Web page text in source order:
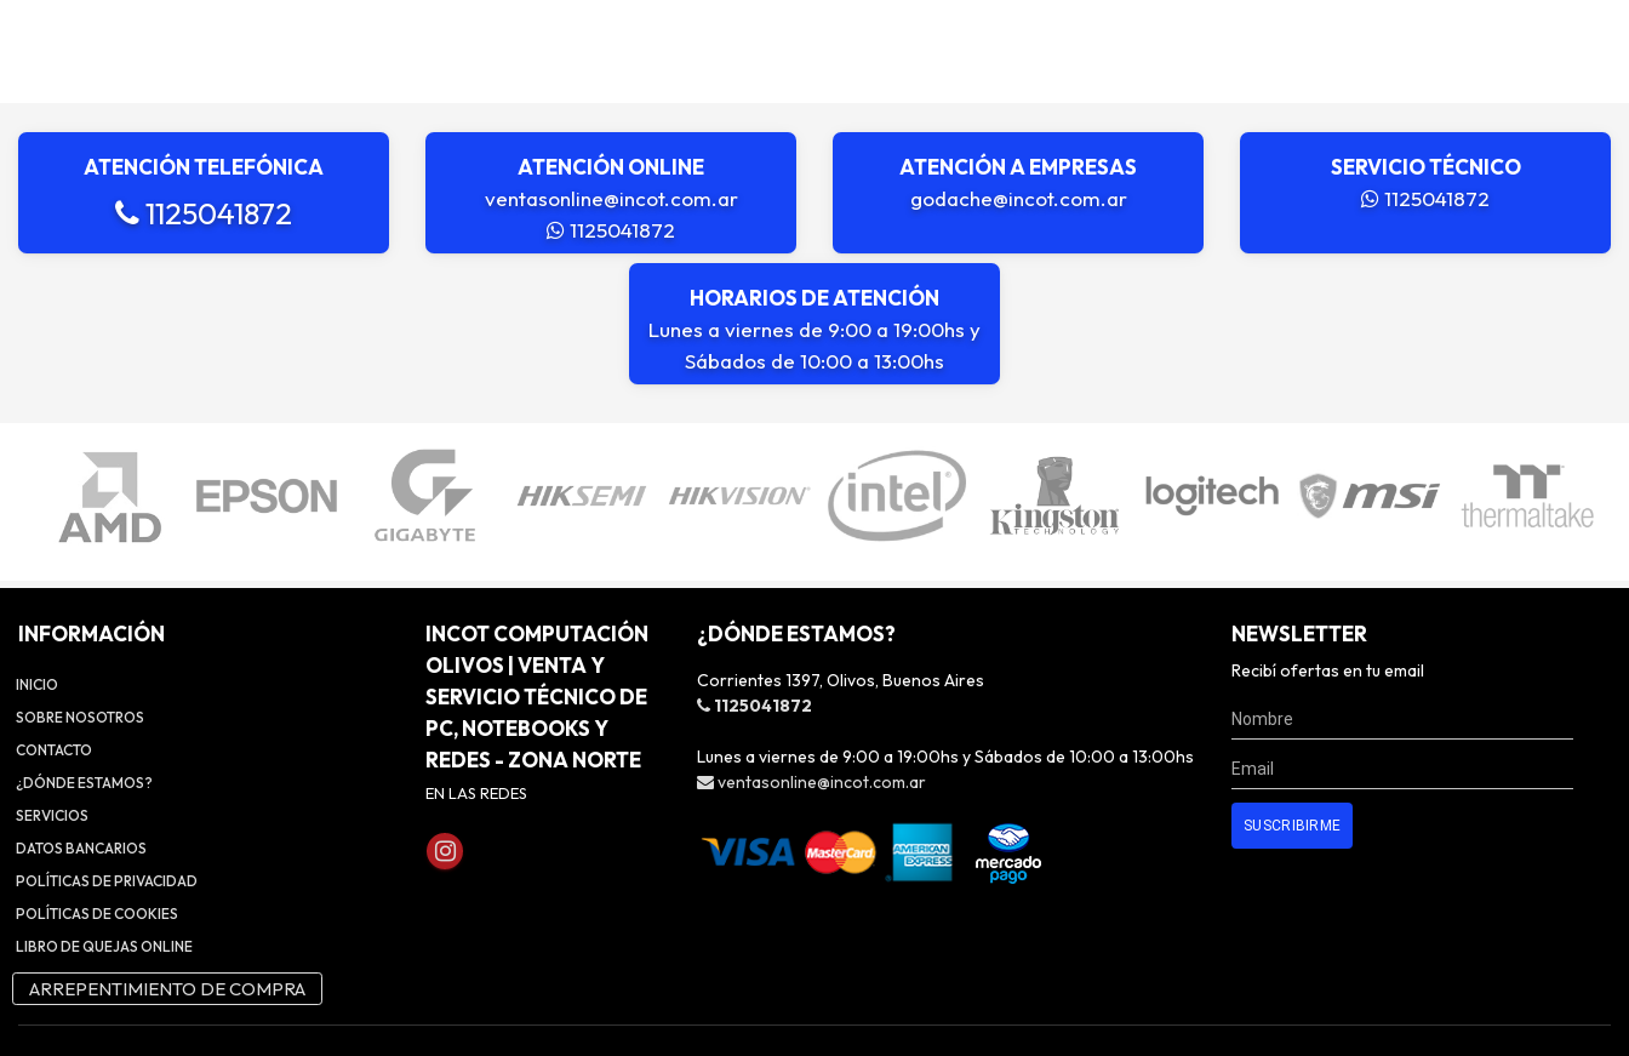
ATENCIÓN TELEFÓNICA
1125041872
ATENCIÓN ONLINE
ventasonline@incot.com.ar
1125041872
ATENCIÓN A EMPRESAS
godache@incot.com.ar
SERVICIO TÉCNICO
1125041872
HORARIOS DE ATENCIÓN
Lunes a viernes de 9:00 a 19:00hs y
Sábados de 10:00 a 13:00hs
INFORMACIÓN
INICIO
SOBRE NOSOTROS
CONTACTO
¿DÓNDE ESTAMOS?
SERVICIOS
DATOS BANCARIOS
POLÍTICAS DE PRIVACIDAD
POLÍTICAS DE COOKIES
LIBRO DE QUEJAS ONLINE
ARREPENTIMIENTO DE COMPRA
INCOT COMPUTACIÓN
OLIVOS | VENTA Y
SERVICIO TÉCNICO DE
PC, NOTEBOOKS Y
REDES - ZONA NORTE
EN LAS REDES
¿DÓNDE ESTAMOS?
Corrientes 1397, Olivos, Buenos Aires
1125041872
Lunes a viernes de 9:00 a 19:00hs y Sábados de 10:00 a 13:00hs
ventasonline@incot.com.ar
NEWSLETTER
Recibí ofertas en tu email